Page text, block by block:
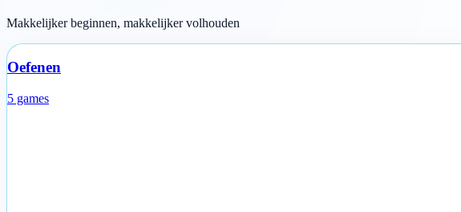
Makkelijker beginnen, makkelijker volhouden
Oefenen
5 games